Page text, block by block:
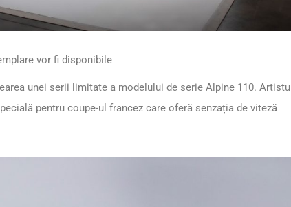
vor fi disponibile
unei serii limitate a modelului de serie Alpine 110. Artistul
pentru coupe-ul francez care oferă senzația de viteză